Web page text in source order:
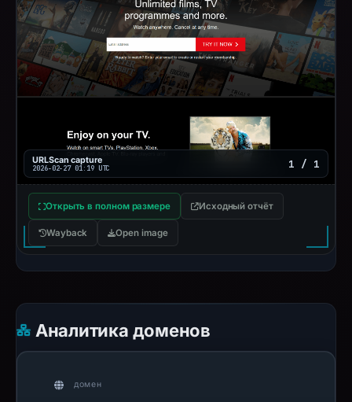
URLScan capture
2026-02-27 01:19 UTC 1 / 1
Открыть в полном размере Исходный отчёт
Wayback Open image
Аналитика доменов
домен